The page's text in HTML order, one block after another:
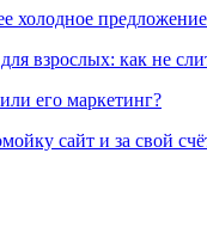
холодное
взрослых: как не
его маркетинг?
сайт и за свой